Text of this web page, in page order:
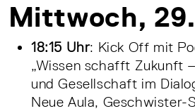
Mittwoch,
18:15 Uhr: Kick Off mit
„Wissen schafft Zukunft
und Gesellschaft im
Neue Aula, Geschwister-